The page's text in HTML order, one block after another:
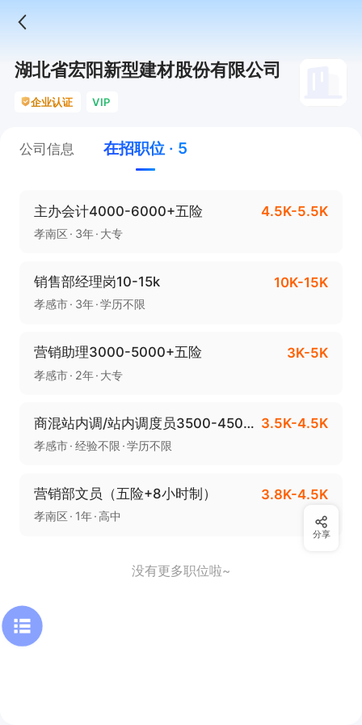
湖北省宏阳新型建材股份有限公司
企业认证 VIP
公司信息 在招职位 · 5
主办会计4000-6000+五险 4.5K-5.5K
孝南区 3年 大专
销售部经理岗10-15k 10K-15K
孝感市 3年 学历不限
营销助理3000-5000+五险 3K-5K
孝感市 2年 大专
商混站内调/站内调度员3500-4500+五险 3.5K-4.5K
孝感市 经验不限 学历不限
营销部文员（五险+8小时制） 3.8K-4.5K
孝南区 1年 高中
没有更多职位啦~
分享